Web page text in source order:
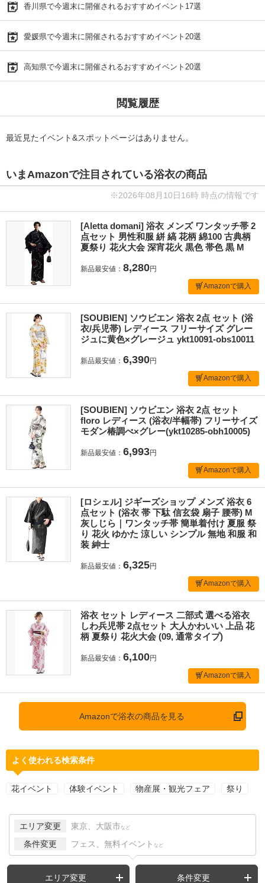
香川県で今週末に開催されるおすすめイベント17選
愛媛県で今週末に開催されるおすすめイベント20選
高知県で今週末に開催されるおすすめイベント20選
閲覧履歴
最近見たイベント&スポットページはありません。
いまAmazonで注目されている浴衣の商品
※2026年08月10日16時 時点の情報です
[Aletta domani] 浴衣 メンズ ワンタッチ帯 2
点セット 男性和服 絣 縞 花柄 綿100 古典柄
夏祭り 花火大会 深宵花火 黒色 帯色 黒 M
新品最安値： 8,280円
Amazonで購入
[SOUBIEN] ソウビエン 浴衣 2点 セット (浴
衣/兵児帯) レディース フリーサイズ グレー
ジュに黄色×グレージュ ykt10091-obs10011
新品最安値： 6,390円
Amazonで購入
[SOUBIEN] ソウビエン 浴衣 2点 セット
floro レディース (浴衣/半幅帯) フリーサイズ
モダン椿調べ×グレー(ykt10285-obh10005)
新品最安値： 6,993円
Amazonで購入
[ロシェル] ジギーズショップ メンズ 浴衣 6
点セット (浴衣 帯 下駄 信玄袋 扇子 腰帯) M
灰しじら｜ワンタッチ帯 簡単着付け 夏服 祭
り 花火 ゆかた 涼しい シンプル 無地 和服 和
装 紳士
新品最安値： 6,325円
Amazonで購入
浴衣 セット レディース 二部式 選べる浴衣
しわ兵児帯 2点セット 大人かわいい 上品 花
柄 夏祭り 花火大会 (09, 通常タイプ)
新品最安値： 6,100円
Amazonで購入
Amazonで浴衣の商品を見る
よく使われる検索条件
花イベント 体験イベント 物産展・観光フェア 祭り
エリア変更 東京、大阪市 など
条件変更 フェス、無料イベント など
エリア変更 条件変更